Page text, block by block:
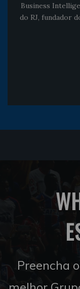
Business
do RJ, fundador
Preencha